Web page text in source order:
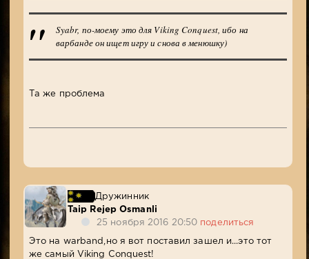
Syabr, по-моему это для Viking Conquest, ибо на
варбанде он ищет игру и снова в менюшку)
Та же проблема
Дружинник
Taip Rejep Osmanli
25 ноября 2016 20:50 поделиться
Это на warband,но я вот поставил зашел и...это тот
же самый Viking Conquest!